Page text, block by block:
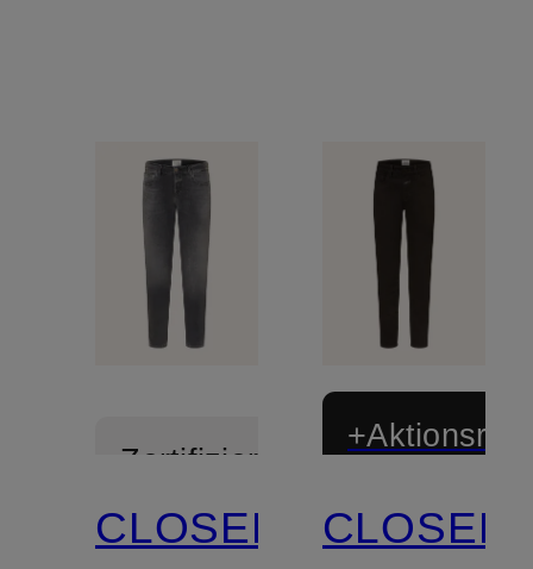
Zertifiziert
CLOSED
Zertifiziert
CLOSED